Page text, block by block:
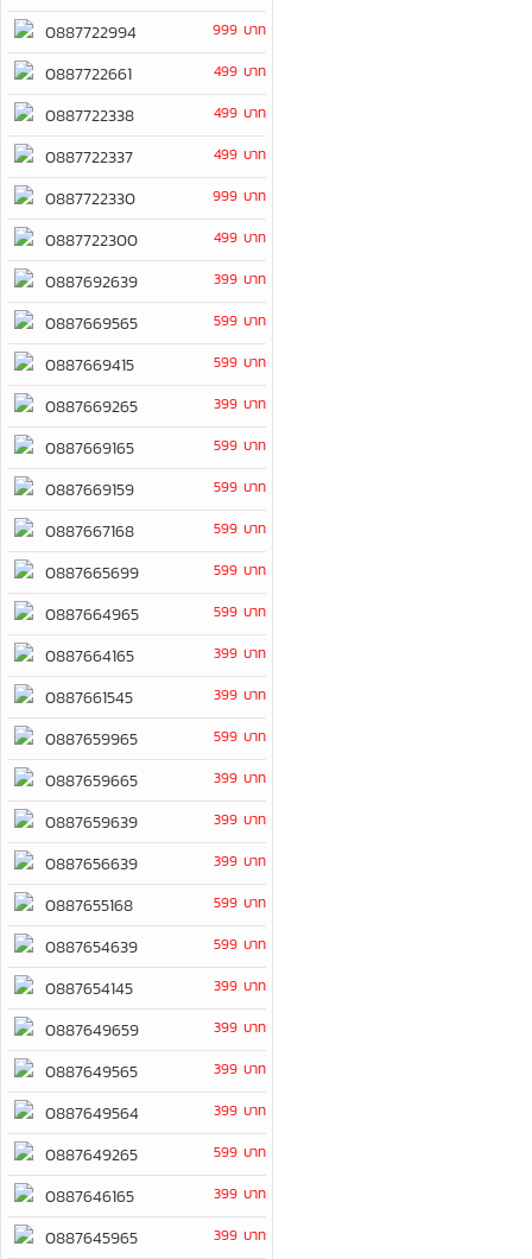
0887722994
999 บาท
0887722661 499 บาท
0887722338 499 บาท
0887722337 499 บาท
0887722330 999 บาท
0887722300 499 บาท
0887692639 399 บาท
0887669565 599 บาท
0887669415 599 บาท
0887669265 399 บาท
0887669165 599 บาท
0887669159 599 บาท
0887667168 599 บาท
0887665699 599 บาท
0887664965 599 บาท
0887664165 399 บาท
0887661545 399 บาท
0887659965 599 บาท
0887659665 399 บาท
0887659639 399 บาท
0887656639 399 บาท
0887655168 599 บาท
0887654639 599 บาท
0887654145 399 บาท
0887649659 399 บาท
0887649565 399 บาท
0887649564 399 บาท
0887649265 599 บาท
0887646165 399 บาท
0887645965 399 บาท